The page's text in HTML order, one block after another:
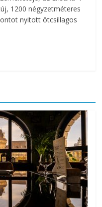
1200 négyzetméteres
nyitott ötcsillagos